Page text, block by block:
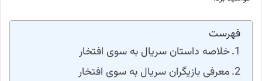
فهرست
خلاصه داستان سریال به سوی افتخار
معرفی بازیگران سریال به سوی افتخار